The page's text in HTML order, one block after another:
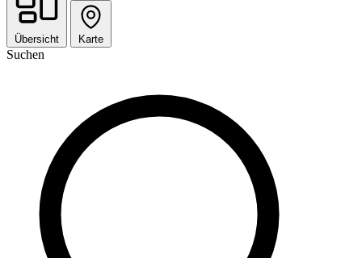
Übersicht Karte
Suchen